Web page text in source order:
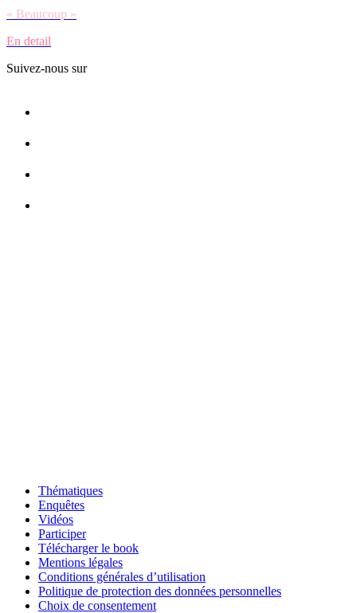
« Beaucoup »
En detail
Suivez-nous sur
Thématiques
Enquêtes
Vidéos
Participer
Télécharger le book
Mentions légales
Conditions générales d’utilisation
Politique de protection des données personnelles
Choix de consentement